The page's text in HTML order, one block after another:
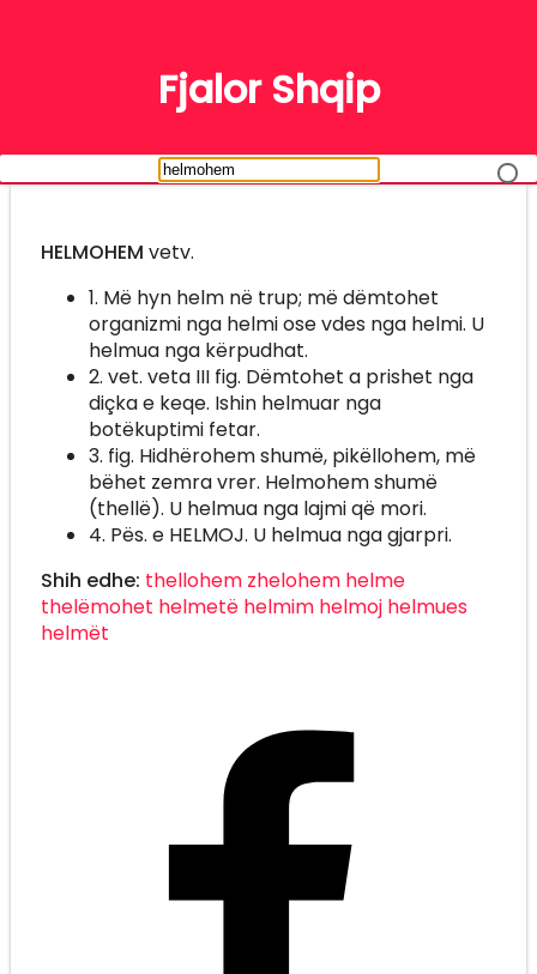
Fjalor Shqip
HELMOHEM vetv.
1. Më hyn helm në trup; më dëmtohet
organizmi nga helmi ose vdes nga helmi. U
helmua nga kërpudhat.
2. vet. veta III fig. Dëmtohet a prishet nga
diçka e keqe. Ishin helmuar nga
botëkuptimi fetar.
3. fig. Hidhërohem shumë, pikëllohem, më
bëhet zemra vrer. Helmohem shumë
(thellë). U helmua nga lajmi që mori.
4. Pës. e HELMOJ. U helmua nga gjarpri.
Shih edhe: thellohem zhelohem helme
thelëmohet helmetë helmim helmoj helmues
helmët